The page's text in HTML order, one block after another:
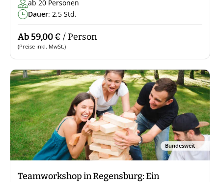
ab 20 Personen
Dauer: 2,5 Std.
Ab 59,00 € / Person
(Preise inkl. MwSt.)
Bundesweit
Teamworkshop in Regensburg: Ein